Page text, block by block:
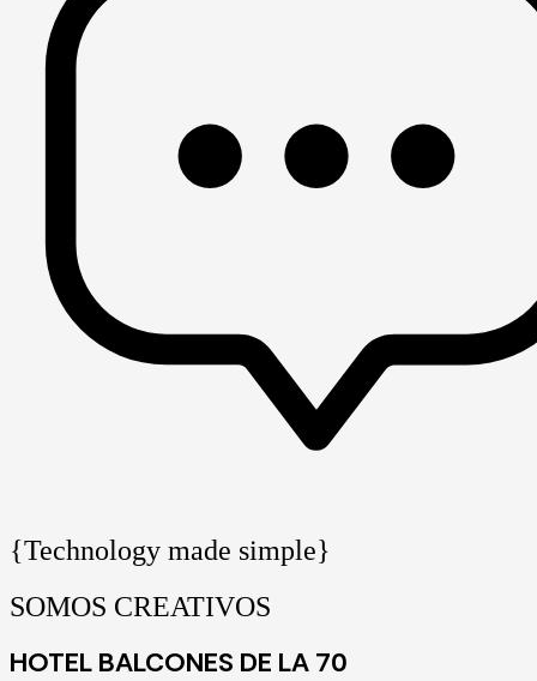
{Technology made simple}
SOMOS CREATIVOS
HOTEL BALCONES DE LA 70